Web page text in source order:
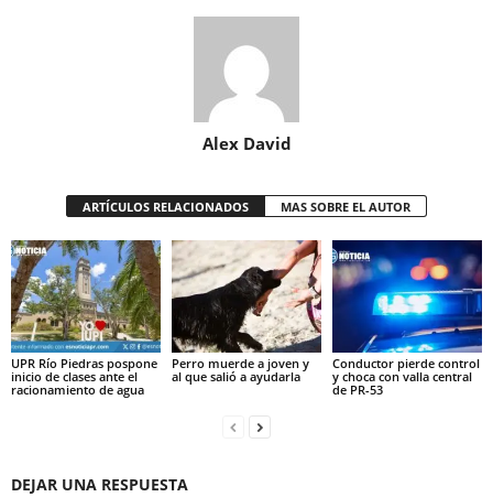
Alex David
ARTÍCULOS RELACIONADOS MAS SOBRE EL AUTOR
UPR Río Piedras pospone
inicio de clases ante el
racionamiento de agua
Perro muerde a joven y
al que salió a ayudarla
Conductor pierde control
y choca con valla central
de PR-53
DEJAR UNA RESPUESTA